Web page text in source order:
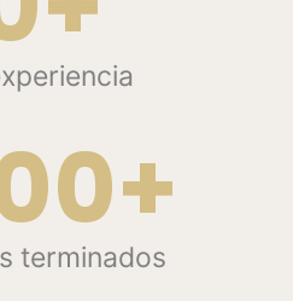
terminados